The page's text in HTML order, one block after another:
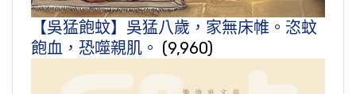
【吳猛飽蚊】吳猛八歲，家無床帷。恣蚊
飽血，恐噬親肌。 (9,960)